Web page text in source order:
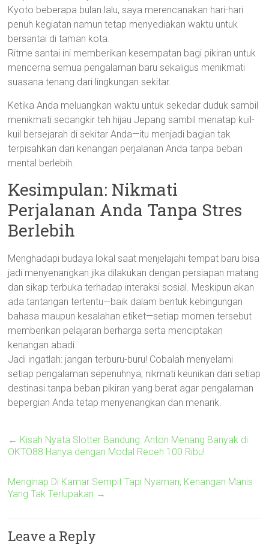
Kyoto beberapa bulan lalu, saya merencanakan hari-hari
penuh kegiatan namun tetap menyediakan waktu untuk
bersantai di taman kota.
Ritme santai ini memberikan kesempatan bagi pikiran untuk
mencerna semua pengalaman baru sekaligus menikmati
suasana tenang dari lingkungan sekitar.
Ketika Anda meluangkan waktu untuk sekedar duduk sambil
menikmati secangkir teh hijau Jepang sambil menatap kuil-
kuil bersejarah di sekitar Anda—itu menjadi bagian tak
terpisahkan dari kenangan perjalanan Anda tanpa beban
mental berlebih.
Kesimpulan: Nikmati
Perjalanan Anda Tanpa Stres
Berlebih
Menghadapi budaya lokal saat menjelajahi tempat baru bisa
jadi menyenangkan jika dilakukan dengan persiapan matang
dan sikap terbuka terhadap interaksi sosial. Meskipun akan
ada tantangan tertentu—baik dalam bentuk kebingungan
bahasa maupun kesalahan etiket—setiap momen tersebut
memberikan pelajaran berharga serta menciptakan
kenangan abadi.
Jadi ingatlah: jangan terburu-buru! Cobalah menyelami
setiap pengalaman sepenuhnya; nikmati keunikan dari setiap
destinasi tanpa beban pikiran yang berat agar pengalaman
bepergian Anda tetap menyenangkan dan menarik.
← Kisah Nyata Slotter Bandung: Anton Menang Banyak di
OKTO88 Hanya dengan Modal Receh 100 Ribu!
Menginap Di Kamar Sempit Tapi Nyaman, Kenangan Manis
Yang Tak Terlupakan →
Leave a Reply